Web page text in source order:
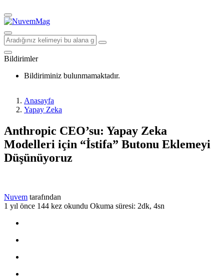
Bildirimler
Bildiriminiz bulunmamaktadır.
Anasayfa
Yapay Zeka
Anthropic CEO’su: Yapay Zeka
Modelleri için “İstifa” Butonu Eklemeyi
Düşünüyoruz
Nuvem tarafından
1 yıl önce 144 kez okundu Okuma süresi: 2dk, 4sn